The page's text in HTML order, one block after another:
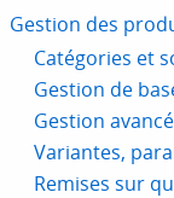
Gestion des
Catégories et
Gestion de
Gestion
Variantes,
Remises sur